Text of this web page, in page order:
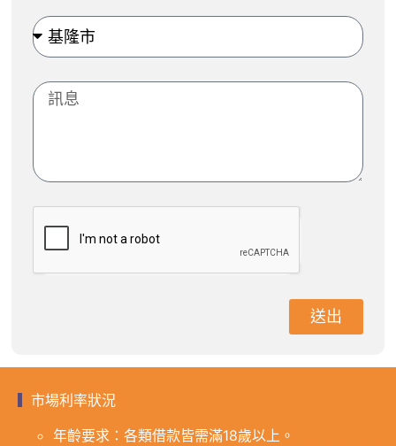
送出
市場利率狀況
年齡要求：各類借款皆需滿18歲以上。